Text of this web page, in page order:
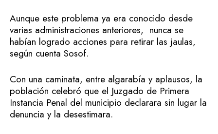
Aunque este problema ya era conocido desde
varias administraciones anteriores, nunca se
habían logrado acciones para retirar las jaulas,
según cuenta Sosof.
Con una caminata, entre algarabía y aplausos, la
población celebró que el Juzgado de Primera
Instancia Penal del municipio declarara sin lugar la
denuncia y la desestimara.